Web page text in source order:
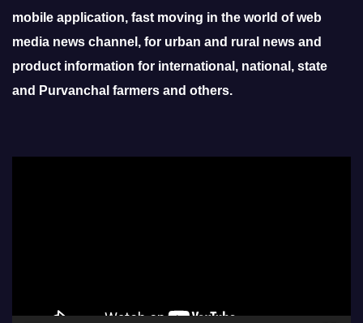
mobile application, fast moving in the world of web
media news channel, for urban and rural news and
product information for international, national, state
and Purvanchal farmers and others.